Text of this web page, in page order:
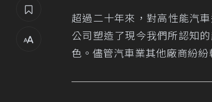
超過二十年來，對高性能汽
公司塑造了現今我們所認知
色。儘管汽車業其他廠商紛